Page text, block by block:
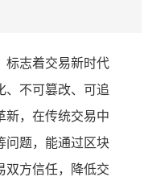
标志着交易新时代
、不可篡改、可追
新，在传统交易中
问题，能通过区块
双方信任，降低交